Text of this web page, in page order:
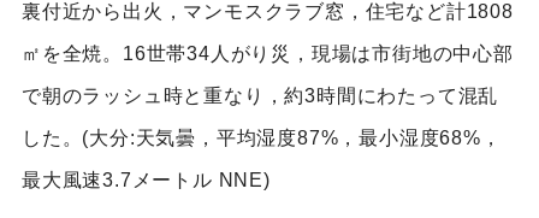
裏付近から出火，マンモスクラブ窓，住宅など計1808
㎡を全焼。16世帯34人がり災，現場は市街地の中心部
で朝のラッシュ時と重なり，約3時間にわたって混乱
した。(大分:天気曇，平均湿度87%，最小湿度68%，
最大風速3.7メートル NNE)